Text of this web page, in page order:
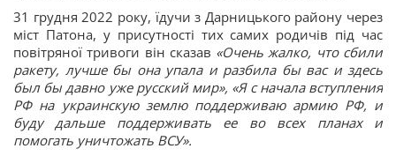
31 грудня 2022 року, їдучи з Дарницького району через
міст Патона, у присутності тих самих родичів під час
повітряної тривоги він сказав «Очень жалко, что сбили
ракету, лучше бы она упала и разбила бы вас и здесь
был бы давно уже русский мир», «Я с начала вступления
РФ на украинскую землю поддерживаю армию РФ, и
буду дальше поддерживать ее во всех планах и
помогать уничтожать ВСУ».